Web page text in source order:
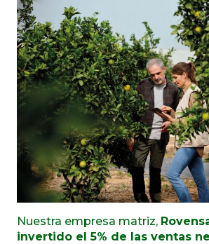
Nuestra empresa matriz,
invertido el 5% de las ventas